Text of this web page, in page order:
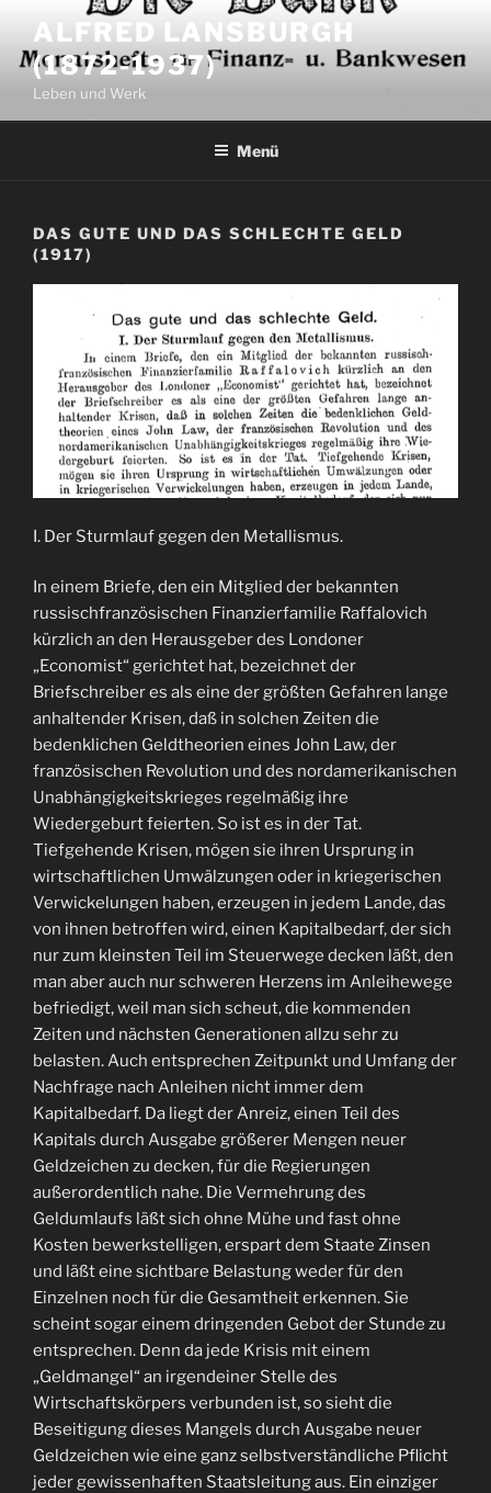
Inhalt
springen
ALFRED LANSBURGH
(1872-1937)
Leben und Werk
Menü
DAS GUTE UND DAS SCHLECHTE GELD
(1917)
I. Der Sturmlauf gegen den Metallismus.
In einem Briefe, den ein Mitglied der bekannten
russischfranzösischen Finanzierfamilie Raffalovich
kürzlich an den Herausgeber des Londoner
„Economist“ gerichtet hat, bezeichnet der
Briefschreiber es als eine der größten Gefahren lange
anhaltender Krisen, daß in solchen Zeiten die
bedenklichen Geldtheorien eines John Law, der
französischen Revolution und des nordamerikanischen
Unabhängigkeitskrieges regelmäßig ihre
Wiedergeburt feierten. So ist es in der Tat.
Tiefgehende Krisen, mögen sie ihren Ursprung in
wirtschaftlichen Umwälzungen oder in kriegerischen
Verwickelungen haben, erzeugen in jedem Lande, das
von ihnen betroffen wird, einen Kapitalbedarf, der sich
nur zum kleinsten Teil im Steuerwege decken läßt, den
man aber auch nur schweren Herzens im Anleihewege
befriedigt, weil man sich scheut, die kommenden
Zeiten und nächsten Generationen allzu sehr zu
belasten. Auch entsprechen Zeitpunkt und Umfang der
Nachfrage nach Anleihen nicht immer dem
Kapitalbedarf. Da liegt der Anreiz, einen Teil des
Kapitals durch Ausgabe größerer Mengen neuer
Geldzeichen zu decken, für die Regierungen
außerordentlich nahe. Die Vermehrung des
Geldumlaufs läßt sich ohne Mühe und fast ohne
Kosten bewerkstelligen, erspart dem Staate Zinsen
und läßt eine sichtbare Belastung weder für den
Einzelnen noch für die Gesamtheit erkennen. Sie
scheint sogar einem dringenden Gebot der Stunde zu
entsprechen. Denn da jede Krisis mit einem
„Geldmangel“ an irgendeiner Stelle des
Wirtschaftskörpers verbunden ist, so sieht die
Beseitigung dieses Mangels durch Ausgabe neuer
Geldzeichen wie eine ganz selbstverständliche Pflicht
jeder gewissenhaften Staatsleitung aus. Ein einziger